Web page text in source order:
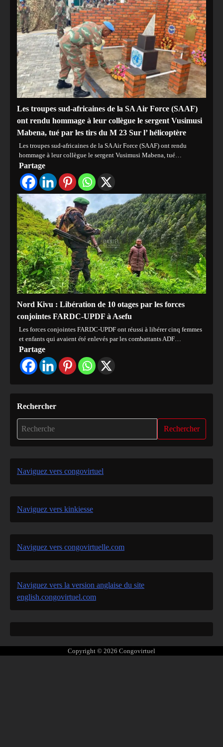
Les troupes sud-africaines de la SA Air Force (SAAF)
ont rendu hommage à leur collègue le sergent Vusimusi
Mabena, tué par les tirs du M 23 Sur l’ hélicoptère
Les troupes sud-africaines de la SA Air Force (SAAF) ont rendu
hommage à leur collègue le sergent Vusimusi Mabena, tué…
Partage
Nord Kivu : Libération de 10 otages par les forces
conjointes FARDC-UPDF à Asefu
Les forces conjointes FARDC-UPDF ont réussi à libérer cinq femmes
et enfants qui avaient été enlevés par les combattants ADF…
Partage
Rechercher
Rechercher
Naviguez vers congovirtuel
Naviguez vers kinkiesse
Naviguez vers congovirtuelle.com
Naviguez vers la version anglaise du site
english.congovirtuel.com
Copyright © 2026 Congovirtuel